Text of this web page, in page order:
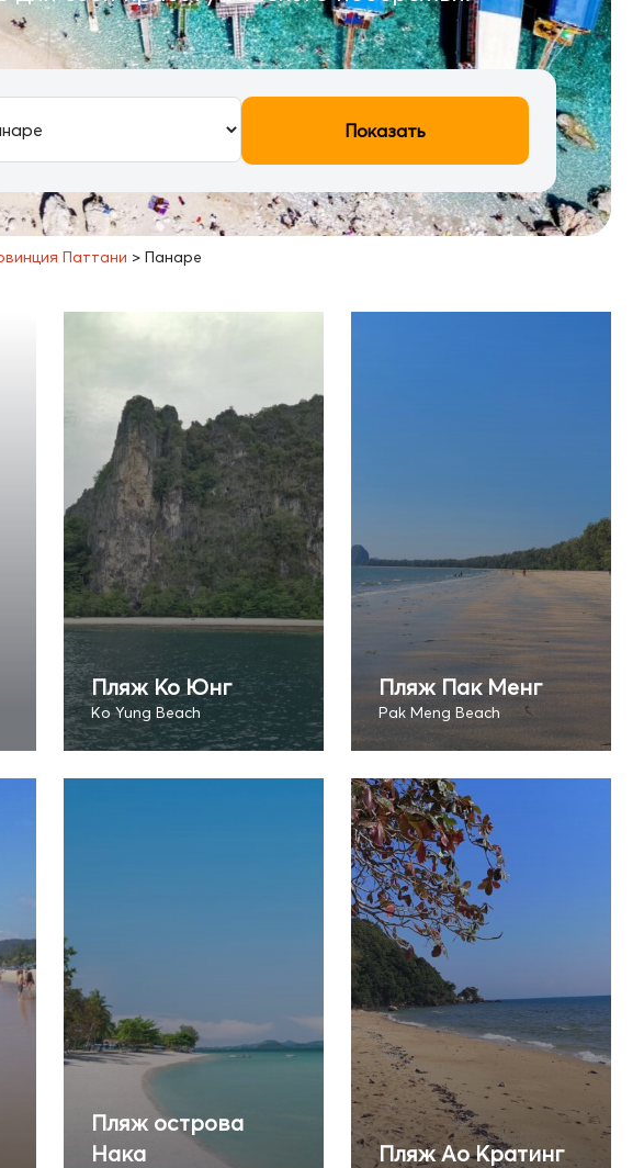
Показать
Паттани > Панаре
Пляж Ко Юнг
Ko Yung Beach
Пляж Пак Менг
Pak Meng Beach
Пляж острова
Нака
Пляж Ао Кратинг